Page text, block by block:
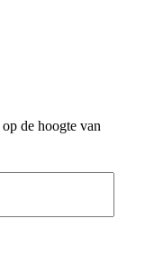
de hoogte van